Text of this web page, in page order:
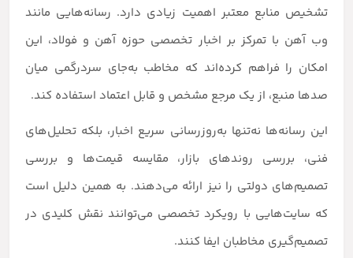
تشخیص منابع معتبر اهمیت زیادی دارد. رسانه‌هایی مانند
وب آهن با تمرکز بر اخبار تخصصی حوزه آهن و فولاد، این
امکان را فراهم کرده‌اند که مخاطب به‌جای سردرگمی میان
صدها منبع، از یک مرجع مشخص و قابل اعتماد استفاده کند.
این رسانه‌ها نه‌تنها به‌روزرسانی سریع اخبار، بلکه تحلیل‌های
فنی، بررسی روندهای بازار، مقایسه قیمت‌ها و بررسی
تصمیم‌های دولتی را نیز ارائه می‌دهند. به همین دلیل است
که سایت‌هایی با رویکرد تخصصی می‌توانند نقش کلیدی در
تصمیم‌گیری مخاطبان ایفا کنند.